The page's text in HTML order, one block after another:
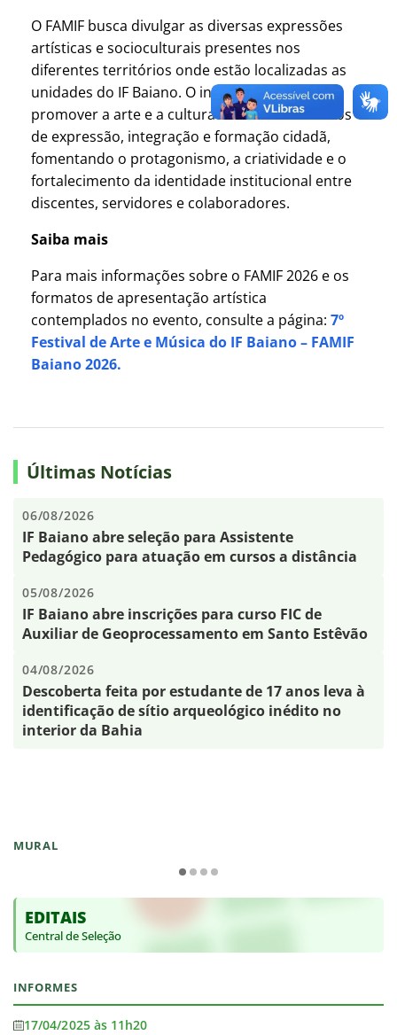
MURAL
EDITAIS
Central de Seleção
INFORMES
17/04/2025 às 11h20
O FAMIF busca divulgar as diversas expressões
artísticas e socioculturais presentes nos
diferentes territórios onde estão localizadas as
unidades do IF Baiano. O intuito do evento é
promover a arte e a cultura como instrumentos
de expressão, integração e formação cidadã,
fomentando o protagonismo, a criatividade e o
fortalecimento da identidade institucional entre
discentes, servidores e colaboradores.
Saiba mais
Para mais informações sobre o FAMIF 2026 e os
formatos de apresentação artística
contemplados no evento, consulte a página: 7º
Festival de Arte e Música do IF Baiano – FAMIF
Baiano 2026.
Últimas Notícias
06/08/2026
IF Baiano abre seleção para Assistente
Pedagógico para atuação em cursos a distância
05/08/2026
IF Baiano abre inscrições para curso FIC de
Auxiliar de Geoprocessamento em Santo Estêvão
04/08/2026
Descoberta feita por estudante de 17 anos leva à
identificação de sítio arqueológico inédito no
interior da Bahia